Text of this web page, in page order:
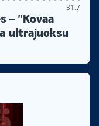
31.7
– ”Kovaa
ultrajuoksu